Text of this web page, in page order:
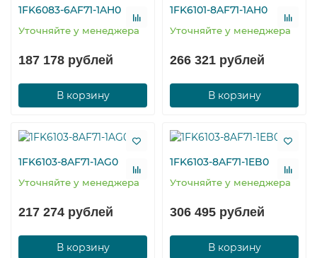
1FK6083-6AF71-1AH0
Уточняйте у менеджера
187 178 рублей
В корзину
1FK6101-8AF71-1AH0
Уточняйте у менеджера
266 321 рублей
В корзину
1FK6103-8AF71-1AG0
Уточняйте у менеджера
217 274 рублей
В корзину
1FK6103-8AF71-1EB0
Уточняйте у менеджера
306 495 рублей
В корзину